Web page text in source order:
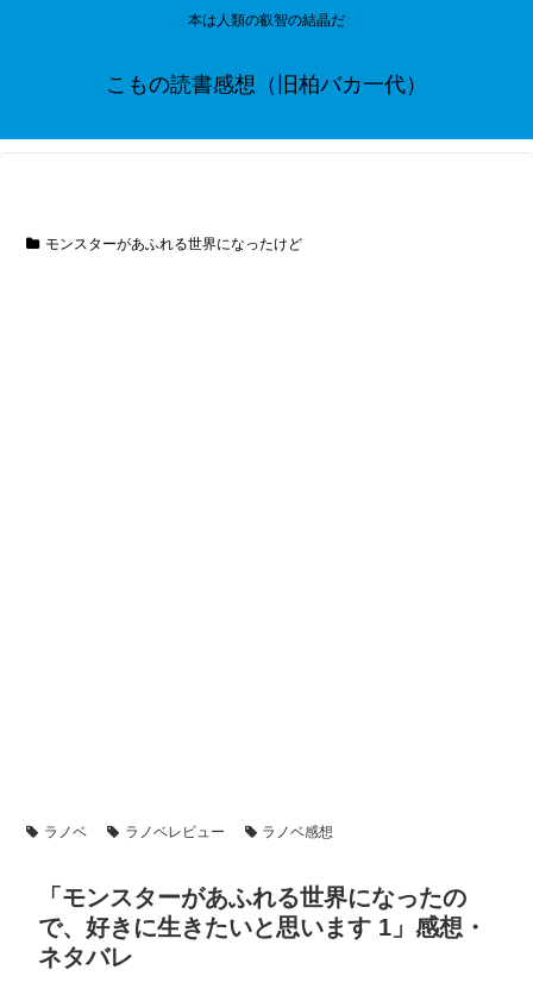
本は人類の叡智の結晶だ
こもの読書感想（旧柏バカ一代）
モンスターがあふれる世界になったけど
ラノベ ラノベレビュー ラノベ感想
「モンスターがあふれる世界になったの
で、好きに生きたいと思います 1」感想・
ネタバレ